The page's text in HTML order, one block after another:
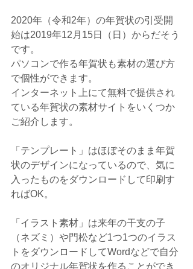
2020年（令和2年）の年賀状の引受開
始は2019年12月15日（日）からだそう
です。
パソコンで作る年賀状も素材の選び方
で個性ができます。
インターネット上にて無料で提供され
ている年賀状の素材サイトをいくつか
ご紹介します。
「テンプレート」はほぼそのまま年賀
状のデザインになっているので、気に
入ったものをダウンロードして印刷す
ればOK。
「イラスト素材」は来年の干支の子
（ネズミ）や門松など1つ1つのイラス
トをダウンロードしてWordなどで自分
のオリジナル年賀状を作ることができ